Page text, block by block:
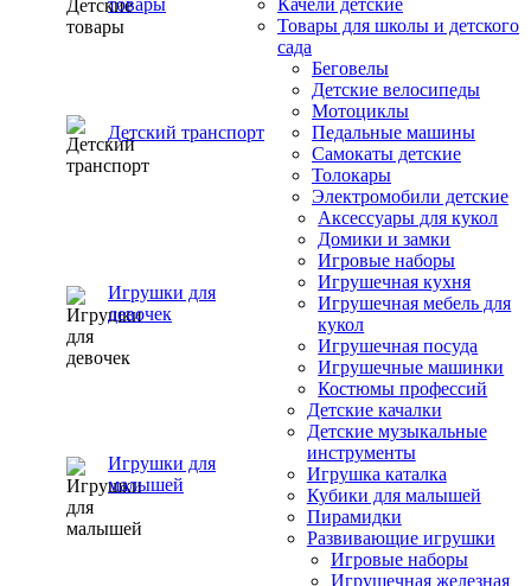
товары
Качели детские
Товары для школы и детского
сада
Детский транспорт
Беговелы
Детские велосипеды
Мотоциклы
Педальные машины
Самокаты детские
Толокары
Электромобили детские
Игрушки для
девочек
Аксессуары для кукол
Домики и замки
Игровые наборы
Игрушечная кухня
Игрушечная мебель для
кукол
Игрушечная посуда
Игрушечные машинки
Костюмы профессий
Игрушки для
малышей
Детские качалки
Детские музыкальные
инструменты
Игрушка каталка
Кубики для малышей
Пирамидки
Развивающие игрушки
Игровые наборы
Игрушечная железная